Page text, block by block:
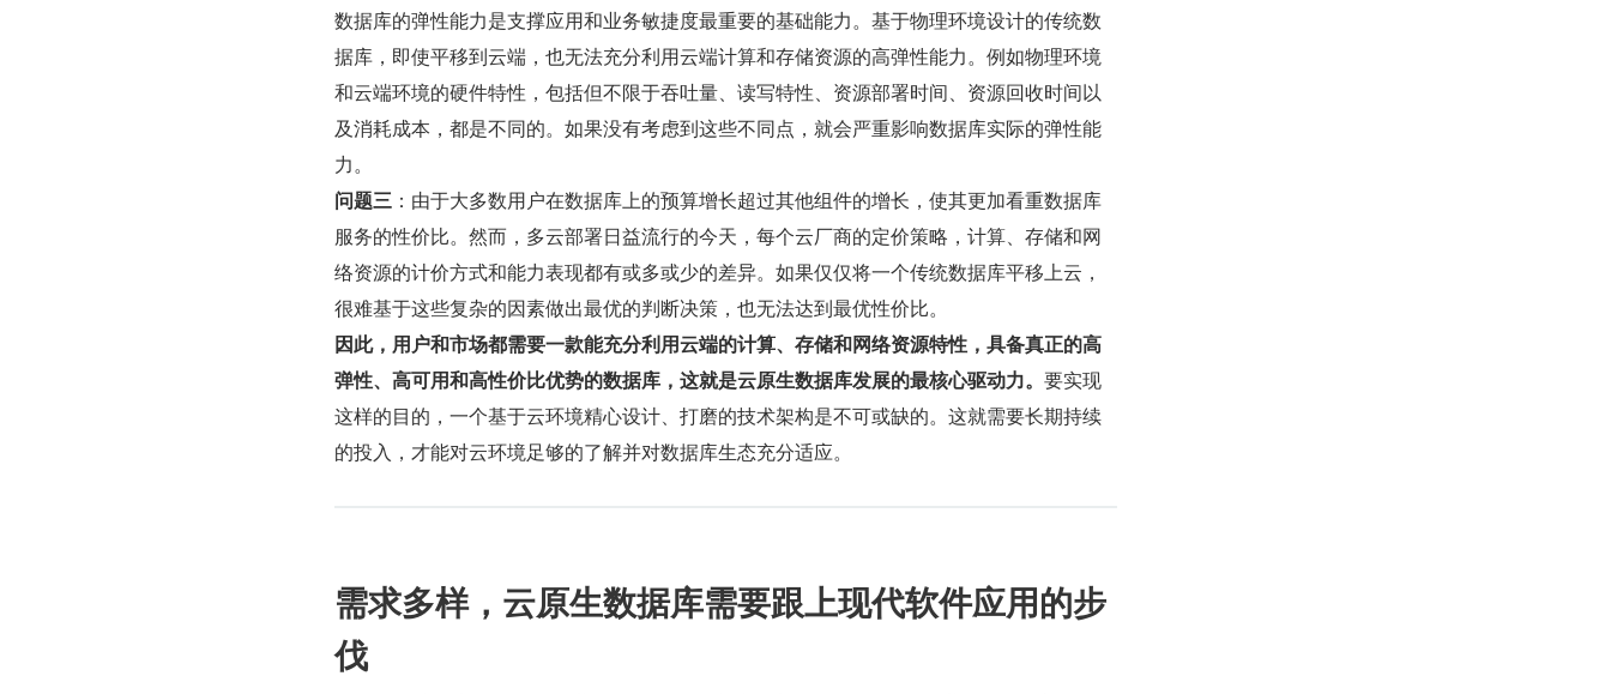
数据库的弹性能力是支撑应用和业务敏捷度最重要的基础能力。基于物理环境设计的传统数
据库，即使平移到云端，也无法充分利用云端计算和存储资源的高弹性能力。例如物理环境
和云端环境的硬件特性，包括但不限于吞吐量、读写特性、资源部署时间、资源回收时间以
及消耗成本，都是不同的。如果没有考虑到这些不同点，就会严重影响数据库实际的弹性能
力。
问题三 ：由于大多数用户在数据库上的预算增长超过其他组件的增长，使其更加看重数据库
服务的性价比。然而，多云部署日益流行的今天，每个云厂商的定价策略，计算、存储和网
络资源的计价方式和能力表现都有或多或少的差异。如果仅仅将一个传统数据库平移上云，
很难基于这些复杂的因素做出最优的判断决策，也无法达到最优性价比。
因此，用户和市场都需要一款能充分利用云端的计算、存储和网络资源特性，具备真正的高
弹性、高可用和高性价比优势的数据库，这就是云原生数据库发展的最核心驱动力。 要实现
这样的目的，一个基于云环境精心设计、打磨的技术架构是不可或缺的。这就需要长期持续
的投入，才能对云环境足够的了解并对数据库生态充分适应。
需求多样，云原生数据库需要跟上现代软件应用的步
伐